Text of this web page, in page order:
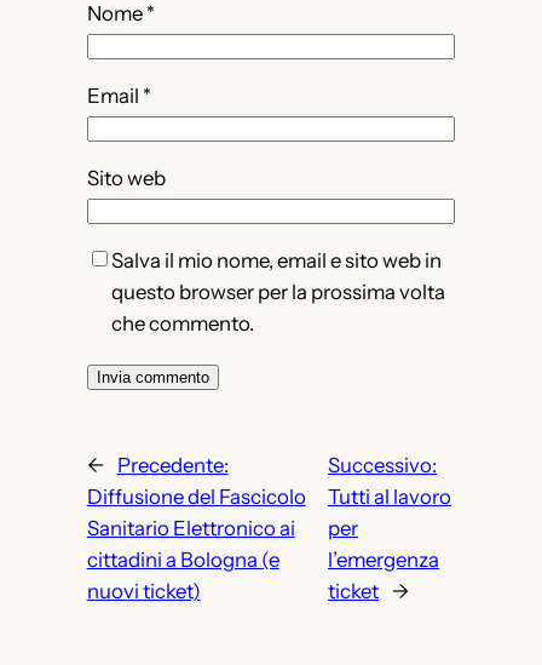
Nome *
Email *
Sito web
Salva il mio nome, email e sito web in
questo browser per la prossima volta
che commento.
←
Precedente:
Diffusione del Fascicolo
Sanitario Elettronico ai
cittadini a Bologna (e
nuovi ticket)
Successivo:
Tutti al lavoro
per
l’emergenza
ticket →